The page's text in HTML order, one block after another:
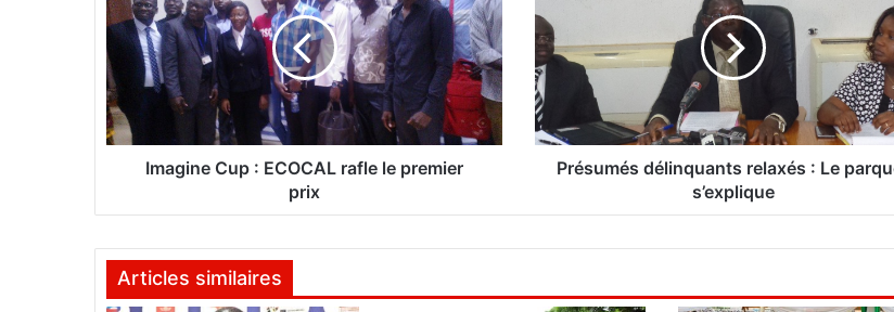
a
g
i
n
e
C
u
E
O
A
Imagine Cup : ECOCAL rafle le premier
prix
s
u
m
é
s
d
i
a
Présumés délinquants relaxés : Le
s’explique
Articles similaires